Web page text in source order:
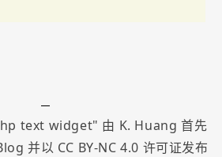
text widget" 由 K. Huang 首先
并以 CC BY-NC 4.0 许可证发布